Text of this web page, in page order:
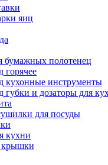
яиц
бумажных полотенец
горячее
кухонные инструменты
губки и дозаторы для
для посуды
кухни
крышки